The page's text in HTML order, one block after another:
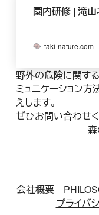
園内研修 | 滝山
taki-nature.com
野外の危険に関す
ミュニケーション
えします。
ぜひお問い合わせく
会社概要
プライバ